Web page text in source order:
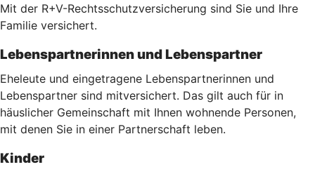
Mit der R+V-Rechtsschutzversicherung sind Sie und Ihre
Familie versichert.
Lebenspartnerinnen und Lebenspartner
Eheleute und eingetragene Lebenspartnerinnen und
Lebenspartner sind mitversichert. Das gilt auch für in
häuslicher Gemeinschaft mit Ihnen wohnende Personen,
mit denen Sie in einer Partnerschaft leben.
Kinder